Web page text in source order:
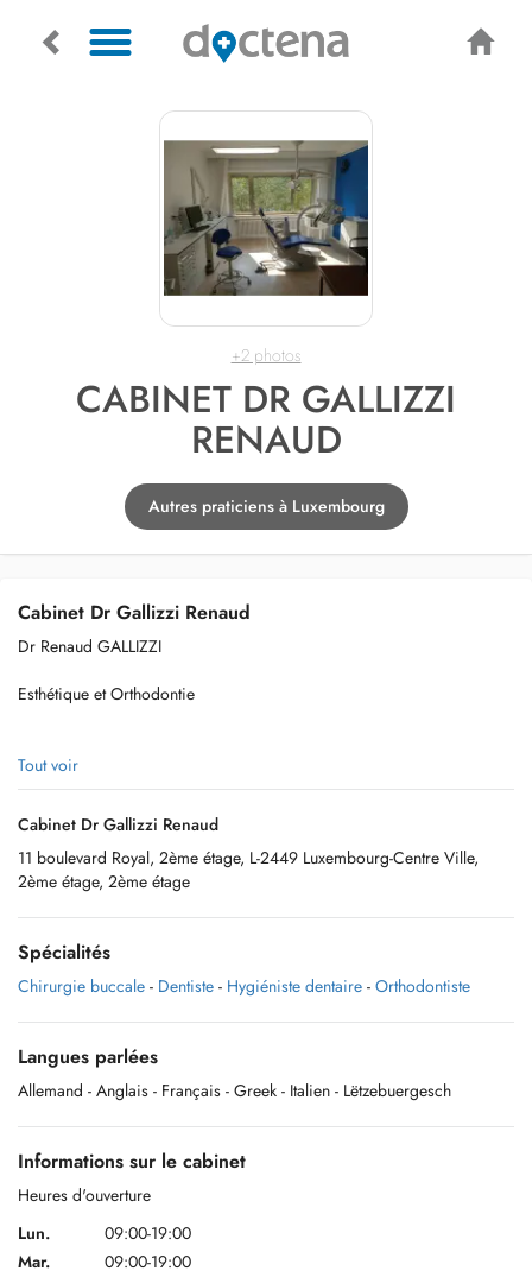
+2 photos
CABINET DR GALLIZZI
RENAUD
Autres praticiens à Luxembourg
Cabinet Dr Gallizzi Renaud
Dr Renaud GALLIZZI
Esthétique et Orthodontie
Dr Joffrey STREIFF
Chirurgie dentaire, implantaire & prothèse
Dentisterie général et prothèse
Dr Anne Sophie JAVONENA
Chirurgie Orale, Prothèse Maxillo Faciale
Implantologie exclusif
Tout voir
Cabinet Dr Gallizzi Renaud
11 boulevard Royal, 2ème étage, L-2449 Luxembourg-Centre Ville,
2ème étage, 2ème étage
Spécialités
Chirurgie buccale - Dentiste - Hygiéniste dentaire - Orthodontiste
Langues parlées
Allemand - Anglais - Français - Greek - Italien - Lëtzebuergesch
Informations sur le cabinet
Heures d'ouverture
Lun.
09:00-19:00
Mar.
09:00-19:00